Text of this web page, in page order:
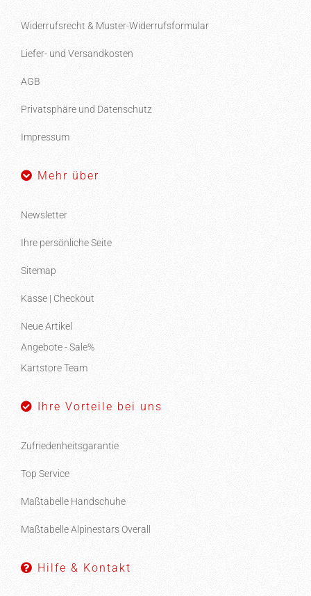
Widerrufsrecht & Muster-Widerrufsformular
Liefer- und Versandkosten
AGB
Privatsphäre und Datenschutz
Impressum
Mehr über
Newsletter
Ihre persönliche Seite
Sitemap
Kasse | Checkout
Neue Artikel
Angebote - Sale%
Kartstore Team
Ihre Vorteile bei uns
Zufriedenheitsgarantie
Top Service
Maßtabelle Handschuhe
Maßtabelle Alpinestars Overall
Hilfe & Kontakt